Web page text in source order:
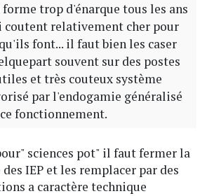
forme trop d'énarque tous les ans
coutent relativement cher pour
font... il faut bien les caser
souvent sur des postes
et très couteux système
par l'endogamie généralisé
fonctionnement.
sciences pot" il faut fermer la
IEP et les remplacer par des
a caractère technique